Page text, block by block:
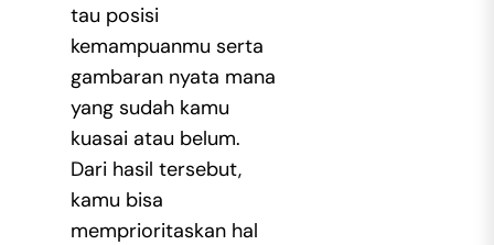
tau posisi
kemampuanmu serta
gambaran nyata mana
yang sudah kamu
kuasai atau belum.
Dari hasil tersebut,
kamu bisa
memprioritaskan hal